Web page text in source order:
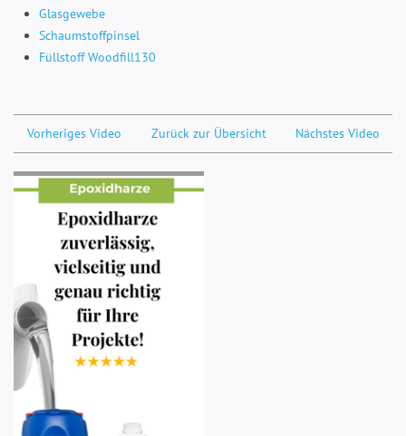
Glasgewebe
Schaumstoffpinsel
Füllstoff Woodfill130
Vorheriges Video Zurück zur Übersicht Nächstes Video